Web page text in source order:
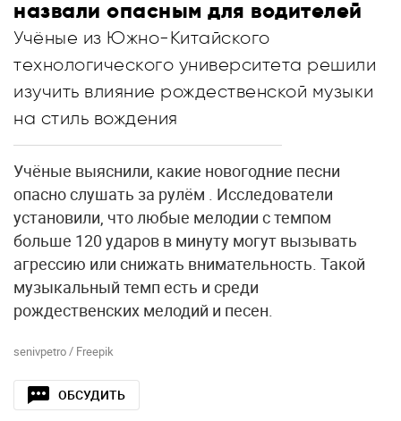
назвали опасным для водителей
Учёные из Южно-Китайского
технологического университета решили
изучить влияние рождественской музыки
на стиль вождения
Учёные выяснили, какие новогодние песни
опасно слушать за рулём . Исследователи
установили, что любые мелодии с темпом
больше 120 ударов в минуту могут вызывать
агрессию или снижать внимательность. Такой
музыкальный темп есть и среди
рождественских мелодий и песен.
senivpetro / Freepik
ОБСУДИТЬ